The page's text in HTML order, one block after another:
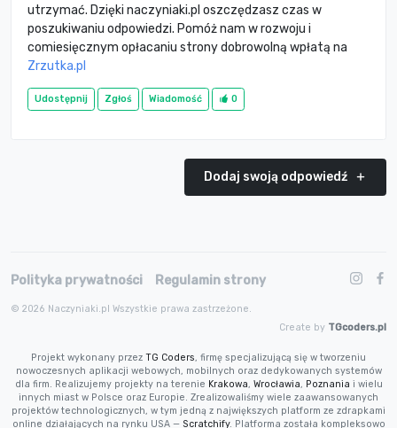
utrzymać. Dzięki naczyniaki.pl oszczędzasz czas w
poszukiwaniu odpowiedzi. Pomóż nam w rozwoju i
comiesięcznym opłacaniu strony dobrowolną wpłatą na
Zrzutka.pl
Udostępnij Zgłoś Wiadomość 0
Dodaj swoją odpowiedź
Polityka prywatności Regulamin strony
© 2026 Naczyniaki.pl Wszystkie prawa zastrzeżone.
Create by TGcoders.pl
Projekt wykonany przez TG Coders, firmę specjalizującą się w tworzeniu
nowoczesnych aplikacji webowych, mobilnych oraz dedykowanych systemów
dla firm. Realizujemy projekty na terenie Krakowa, Wrocławia, Poznania i wielu
innych miast w Polsce oraz Europie. Zrealizowaliśmy wiele zaawansowanych
projektów technologicznych, w tym jedną z największych platform ze zdrapkami
online działających na rynku USA — Scratchify. Platforma została kompleksowo